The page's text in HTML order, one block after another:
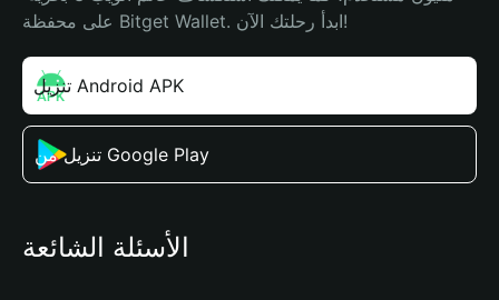
على محفظة Bitget Wallet. ابدأ رحلتك الآن!
تنزيل Android APK
تنزيل من Google Play
الأسئلة الشائعة